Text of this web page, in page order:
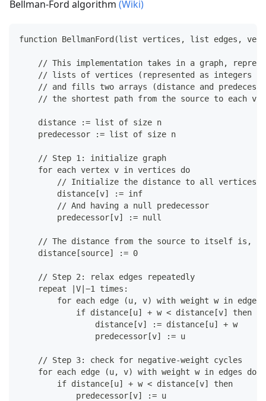
E
Bellman-Ford algorithm (Wiki)
function BellmanFord(list vertices, list edges,
// This implementation takes in a graph,
// lists of vertices (represented as integers
// and fills two arrays (distance and
// the shortest path from the source to each
    distance := list of size n
    predecessor := list of size n
    // Step 1: initialize graph
    for each vertex v in vertices do
// Initialize the distance to all vertices
        distance[v] := inf
        // And having a null predecessor
        predecessor[v] := null
// The distance from the source to itself is,
    distance[source] := 0
    // Step 2: relax edges repeatedly
    repeat |V|−1 times:
for each edge (u, v) with weight w in edges
            if distance[u] + w < distance[v] then
                distance[v] := distance[u] + w
                predecessor[v] := u
    // Step 3: check for negative-weight cycles
    for each edge (u, v) with weight w in edges do
        if distance[u] + w < distance[v] then
            predecessor[v] := u